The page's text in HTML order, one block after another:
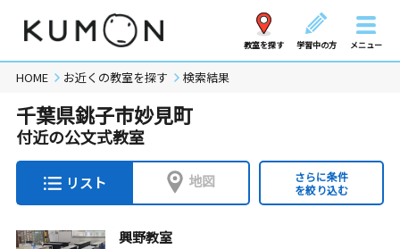
教室を探す 学習中の方 メニュー
HOME お近くの教室を探す 検索結果
千葉県銚子市妙見町
付近の公文式教室
リスト 地図
さらに条件
を絞り込む
興野教室